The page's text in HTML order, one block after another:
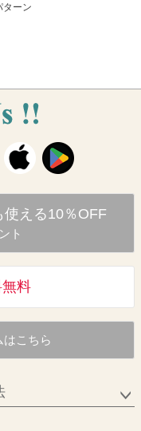
ターン
使える10％OFF
ト
料
はこちら